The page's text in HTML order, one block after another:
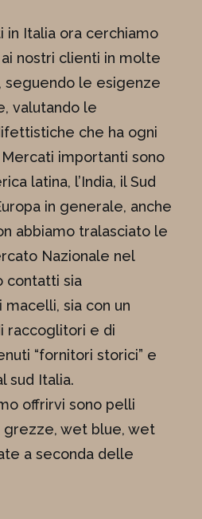
in Italia ora cerchiamo
nostri clienti in molte
seguendo le esigenze
valutando le
che ha ogni
importanti sono
latina, l’India, il Sud
in generale, anche
abbiamo tralasciato le
Nazionale nel
contatti sia
sia con un
raccoglitori e di
“fornitori storici” e
sud Italia.
offrirvi sono pelli
grezze, wet blue, wet
a seconda delle